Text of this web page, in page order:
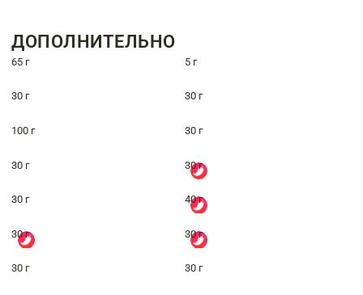
ДОПОЛНИТЕЛЬНО
65 г 5 г
30 г 30 г
100 г 30 г
30 г 30 г
30 г 40 г
30 г 30 г
30 г 30 г